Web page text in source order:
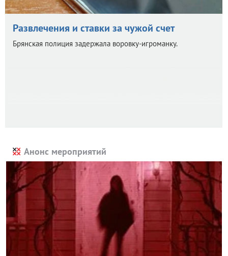
Развлечения и ставки за чужой счет
Брянская полиция задержала воровку-игроманку.
Анонс мероприятий